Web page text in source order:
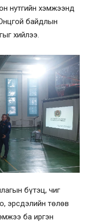
нутгийн хэмжээнд
байдлын
хийлээ.
бүтэц, чиг
эрсдэлийн төлөв
ба иргэн